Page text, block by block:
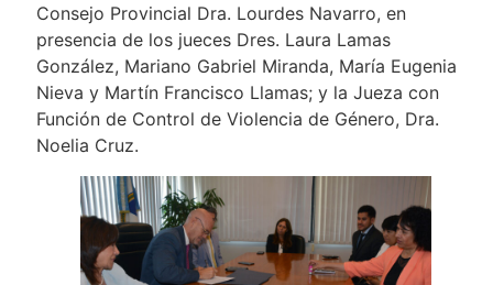
Consejo Provincial Dra. Lourdes Navarro, en
presencia de los jueces Dres. Laura Lamas
González, Mariano Gabriel Miranda, María Eugenia
Nieva y Martín Francisco Llamas; y la Jueza con
Función de Control de Violencia de Género, Dra.
Noelia Cruz.